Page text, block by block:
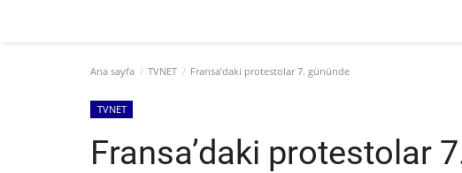
Ana sayfa TVNET Fransa’daki protestolar 7. gününde
TVNET
Fransa’daki protestolar